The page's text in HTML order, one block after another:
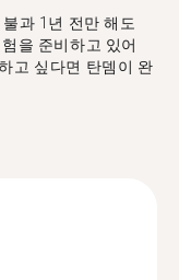
과 1년 전만 해도
을 준비하고 있어
고 싶다면 탄뎀이 완